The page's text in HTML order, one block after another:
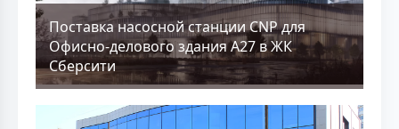
Поставка насосной станции CNP для
Офисно-делового здания А27 в ЖК
Сберсити